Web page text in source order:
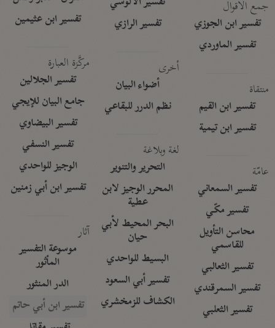
جمع الأقوال
تفسير ابن الجوزي
تفسير الماوردي
منتقاة
تفسير ابن القيم
تفسير ابن تيمية
عامّة
تفسير السمعاني
تفسير مكّي
محاسن التأويل
للقاسمي
تفسير الثعالبي
تفسير السمرقندي
تفسير الثعلبي
تفسير الرازي
أخرى
أضواء البيان
نظم الدرر للبقاعي
لغة وبلاغة
التحرير والتنوير
المحرر الوجيز لابن
عطية
البحر المحيط لأبي
حيان
البسيط للواحدي
تفسير أبي السعود
الكشاف للزمخشري
تفسير ابن عثيمين
مركَّزة العبارة
تفسير الجلالين
جامع البيان للإيجي
تفسير البيضاوي
تفسير النسفي
الوجيز للواحدي
تفسير ابن أبي زمنين
آثار
موسوعة التفسير
المأثور
الدر المنثور
تفسير ابن أبي حاتم